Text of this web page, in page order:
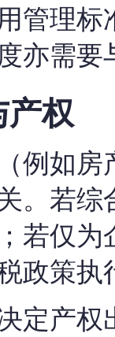
管理标
亦需要
产权
例如房
。若
若仅
政策执
定产权